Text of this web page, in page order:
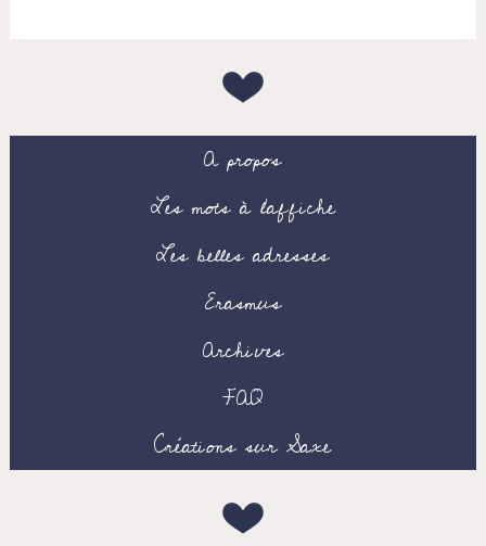
A propos
Les mots à l’affiche
Les belles adresses
Erasmus
Archives
FAQ
Créations sur Saxe